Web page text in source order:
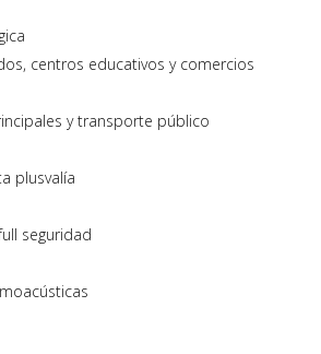
centros educativos y comercios
y transporte público
plusvalía
seguridad